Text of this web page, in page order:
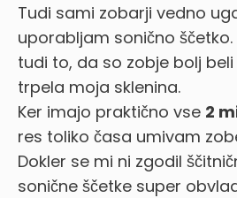
Tudi sami zobarji vedno
uporabljam sonično ščetko.
tudi to, da so zobje bolj
trpela moja sklenina.
Ker imajo praktično vse 2
res toliko časa umivam
Dokler se mi ni zgodil
sonične ščetke super